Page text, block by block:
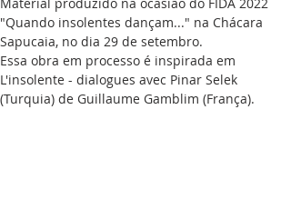
"Quando insolentes dançam..." na Chácara
Sapucaia, no dia 29 de setembro.
Essa obra em processo é inspirada em
L'insolente - dialogues avec Pinar Selek
(Turquia) de Guillaume Gamblim (França).